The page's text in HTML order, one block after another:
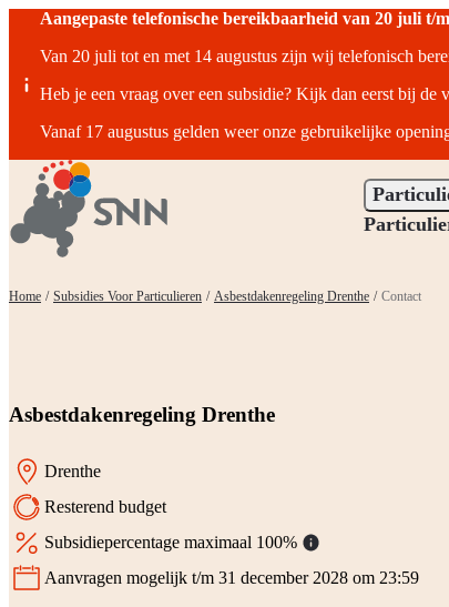
Aangepaste telefonische bereikbaarheid van 20 juli t/
Van 20 juli tot en met 14 augustus zijn wij telefonisch
Heb je een vraag over een subsidie? Kijk dan eerst bij de
Vanaf 17 augustus gelden weer onze gebruikelijke
Home / Subsidies Voor Particulieren / Asbestdakenregeling Drenthe / Contact
Asbestdakenregeling Drenthe
Locatie:
Drenthe
Resterend budget
Subsidiepercentage maximaal 100%
Status:
Aanvragen mogelijk t/m 31 december 2028 om 23:59